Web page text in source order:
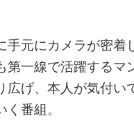
手元にカメラが密
第一線で活躍する
広げ、本人が気付
番組。